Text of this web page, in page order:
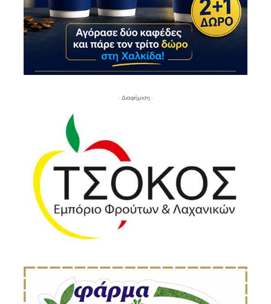
- Διαφήμιση -